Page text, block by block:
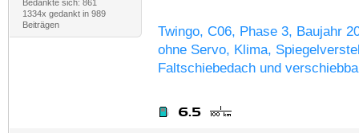
Bedankte sich: 861
1334x gedankt in 989
Beiträgen
Twingo, C06, Phase 3, Baujahr
ohne Servo, Klima,
Faltschiebedach und